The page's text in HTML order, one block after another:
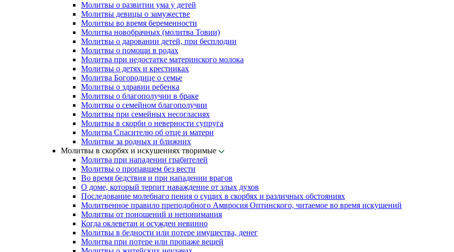
Молитвы о развитии ума у детей
Молитвы девицы о замужестве
Молитвы во время беременности
Молитва новобрачных (молитва Товии)
Молитвы о даровании детей, при бесплодии
Молитвы о помощи в родах
Молитва при недостатке материнского молока
Молитвы о детях и крестниках
Молитва Богородице о семье
Молитвы о здравии ребенка
Молитвы о благополучии в браке
Молитвы о семейном благополучии
Молитвы при семейных несогласиях
Молитвы в скорби о неверности супруга
Молитва Спасителю об отце и матери
Молитвы за родных и ближних
Молитвы в скорбях и искушениях творимые
Молитва при нападении грабителей
Молитвы о пропавшем без вести
Во время бедствия и при нападении врагов
О доме, который терпит наваждение от злых духов
Последование молебнаго пения о сущих в скорбях и различных обстояниях
Молитвенное правило преподобного Амвросия Оптинского, читаемое во время искушений
Молитвы от поношений и непонимания
Когда оклеветан и осужден невинно
Молитвы в бедности или потере имущества, денег
Молитва при потере или пропаже вещей